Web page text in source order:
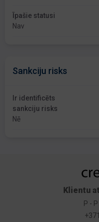
Īpašie statusi
Nav
Sankciju risks
Ir identificēts
sankciju risks
Nē
Klientu
P -